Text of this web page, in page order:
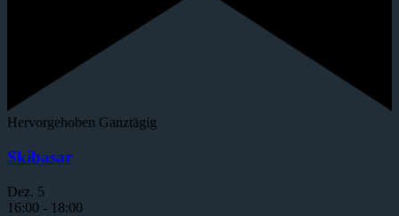
Hervorgehoben Ganztägig
Skibasar
Dez. 5
16:00 - 18:00